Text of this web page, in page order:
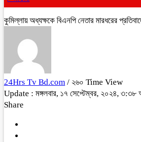
কুমিল্লায় অধ্যক্ষকে বিএনপি নেতার মারধরের
24Hrs Tv Bd.com / ২৬০ Time View
Update : মঙ্গলবার, ১৭ সেপ্টেম্বর, ২০২৪, ৩:৩৮
Share